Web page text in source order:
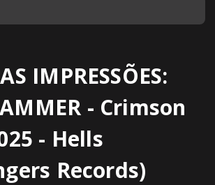
IMPRESSÕES:
- Crimson
- Hells
Records)